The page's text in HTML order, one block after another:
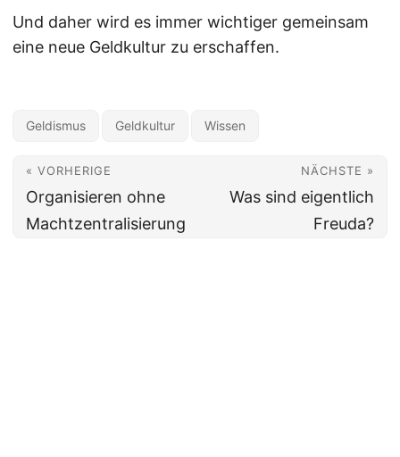
Und daher wird es immer wichtiger gemeinsam
eine neue Geldkultur zu erschaffen.
Geldismus Geldkultur Wissen
« VORHERIGE
Organisieren ohne
Machtzentralisierung
NÄCHSTE »
Was sind eigentlich
Freuda?